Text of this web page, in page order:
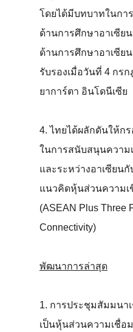
โดยได้มีบทบาทในกา
ด้านการศึกษาอาเซีย
ด้านการศึกษาอาเซีย
รับรองเมื่อวันที่ 4 กร
ยาการ์ตา อินโดนีเซีย
4. ไทยได้ผลักดันให้ก
ในการสนับสนุนความ
และระหว่างอาเซียนกั
แนวคิดหุ้นส่วนความเ
(ASEAN Plus Three
Connectivity)
พัฒนาการล่าสุด
1. การประชุมสัมมนา
เป็นหุ้นส่วนความเชื่อ